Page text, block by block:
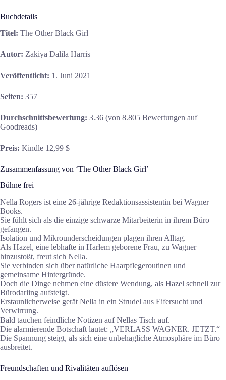
Buchdetails
Titel: The Other Black Girl
Autor: Zakiya Dalila Harris
Veröffentlicht: 1. Juni 2021
Seiten: 357
Durchschnittsbewertung: 3.36 (von 8.805 Bewertungen auf
Goodreads)
Preis: Kindle 12,99 $
Zusammenfassung von ‘The Other Black Girl’
Bühne frei
Nella Rogers ist eine 26-jährige Redaktionsassistentin bei Wagner
Books.
Sie fühlt sich als die einzige schwarze Mitarbeiterin in ihrem Büro
gefangen.
Isolation und Mikrounderscheidungen plagen ihren Alltag.
Als Hazel, eine lebhafte in Harlem geborene Frau, zu Wagner
hinzustoßt, freut sich Nella.
Sie verbinden sich über natürliche Haarpflegeroutinen und
gemeinsame Hintergründe.
Doch die Dinge nehmen eine düstere Wendung, als Hazel schnell zur
Bürodarling aufsteigt.
Erstaunlicherweise gerät Nella in ein Strudel aus Eifersucht und
Verwirrung.
Bald tauchen feindliche Notizen auf Nellas Tisch auf.
Die alarmierende Botschaft lautet: „VERLASS WAGNER. JETZT.“
Die Spannung steigt, als sich eine unbehagliche Atmosphäre im Büro
ausbreitet.
Freundschaften und Rivalitäten auflösen